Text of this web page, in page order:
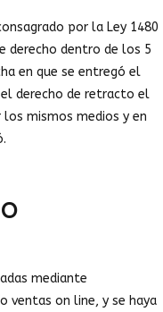
por la Ley 1480
derecho dentro de los 5
en que se entregó el
derecho de retracto el
mismos medios y en
mediante
ventas on line, y se haya